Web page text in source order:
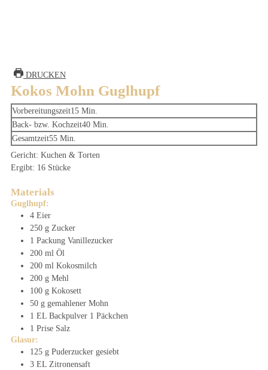
DRUCKEN
Kokos Mohn Guglhupf
Vorbereitungszeit15Minuten
Min.
Back- bzw. Kochzeit40Minuten
Min.
Gesamtzeit55Minuten
Min.
Gericht: Kuchen & Torten
Ergibt: 16 Stücke
Materials
Guglhupf:
4 Eier
250 g Zucker
1 Packung Vanillezucker
200 ml Öl
200 ml Kokosmilch
200 g Mehl
100 g Kokosett
50 g gemahlener Mohn
1 EL Backpulver 1 Päckchen
1 Prise Salz
Glasur:
125 g Puderzucker gesiebt
3 EL Zitronensaft